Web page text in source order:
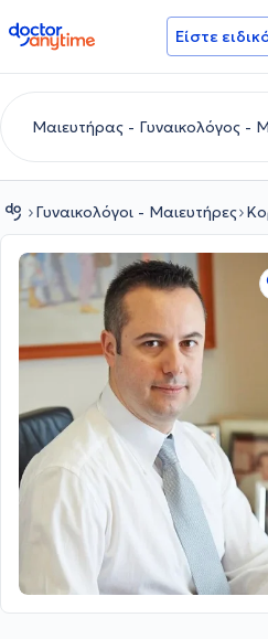
doctoranytime Είστε
Γυναικολόγοι - Μαιευτήρες